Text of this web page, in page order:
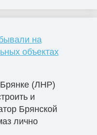
на
объектах
(ЛНР)
и
Брянской
лично